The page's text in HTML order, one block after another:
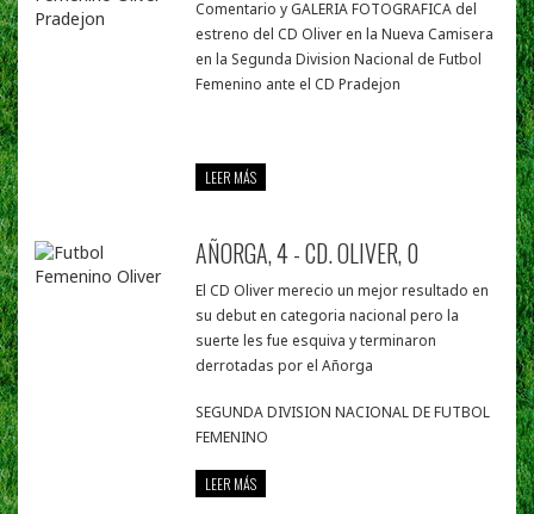
Comentario y GALERIA FOTOGRAFICA del
estreno del CD Oliver en la Nueva Camisera
en la Segunda Division Nacional de Futbol
Femenino ante el CD Pradejon
LEER MÁS
AÑORGA, 4 - CD. OLIVER, 0
El CD Oliver merecio un mejor resultado en
su debut en categoria nacional pero la
suerte les fue esquiva y terminaron
derrotadas por el Añorga
SEGUNDA DIVISION NACIONAL DE FUTBOL
FEMENINO
LEER MÁS